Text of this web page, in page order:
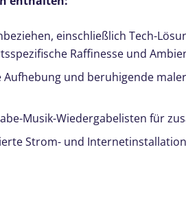
einschließlich Tech-
Raffinesse und
Aufhebung und beruhigende
Musik-Wiedergabelisten für
Strom- und